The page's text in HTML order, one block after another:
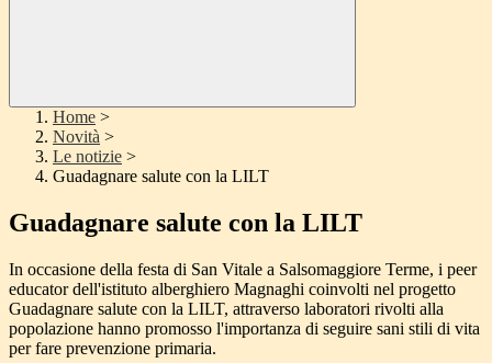
Home >
Novità >
Le notizie >
Guadagnare salute con la LILT
Guadagnare salute con la LILT
In occasione della festa di San Vitale a Salsomaggiore Terme, i peer
educator dell'istituto alberghiero Magnaghi coinvolti nel progetto
Guadagnare salute con la LILT, attraverso laboratori rivolti alla
popolazione hanno promosso l'importanza di seguire sani stili di vita
per fare prevenzione primaria.